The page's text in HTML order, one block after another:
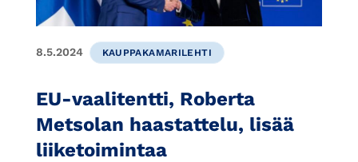
8.5.2024 KAUPPAKAMARILEHTI
EU-vaalitentti, Roberta
Metsolan haastattelu, lisää
liiketoimintaa